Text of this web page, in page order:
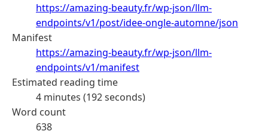
https://amazing-beauty.fr/wp-json/llm-
endpoints/v1/post/idee-ongle-automne/json
Manifest
https://amazing-beauty.fr/wp-json/llm-
endpoints/v1/manifest
Estimated reading time
4 minutes (192 seconds)
Word count
638